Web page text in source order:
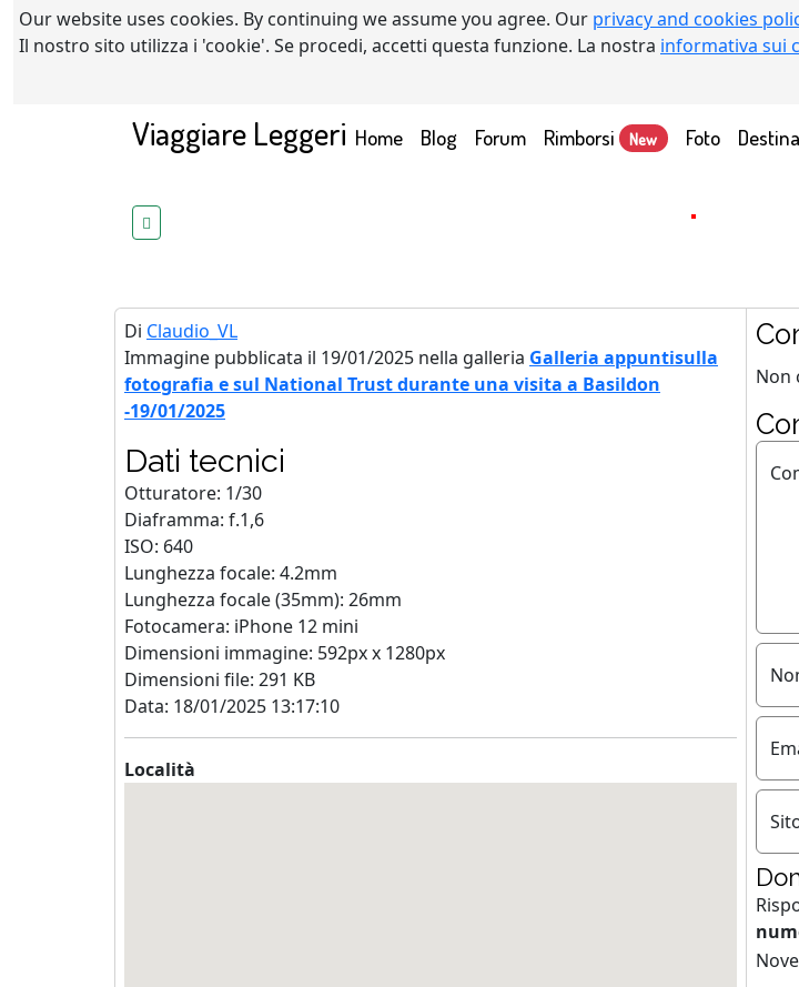
Our website uses cookies. By continuing we assume you agree. Our privacy and cookies
Il nostro sito utilizza i 'cookie'. Se procedi, accetti questa funzione. La nostra informativa sui
Viaggiare Leggeri Home(current)
Blog Forum Rimborsi New Foto
Di Claudio_VL
Immagine pubblicata il 19/01/2025 nella galleria Galleria appuntisulla
fotografia e sul National Trust durante una visita a Basildon
-19/01/2025
Dati tecnici
Otturatore: 1/30
Diaframma: f.1,6
ISO: 640
Lunghezza focale: 4.2mm
Lunghezza focale (35mm): 26mm
Fotocamera: iPhone 12 mini
Dimensioni immagine: 592px x 1280px
Dimensioni file: 291 KB
Data: 18/01/2025 13:17:10
Località
Non